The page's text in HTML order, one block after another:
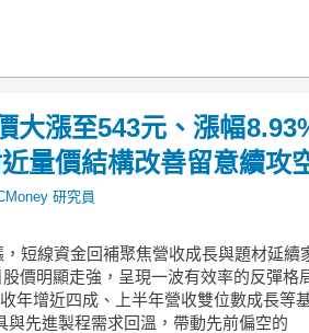
大漲至543元、漲幅
量價結構改善留意續攻
研究員
短線資金回補聚焦營收成長與題材延續
價明顯走強，呈現一波有效率的反彈格
年增近四成、上半年營收雙位數成長等
與先進製程需求回溫，帶動先前偏空的